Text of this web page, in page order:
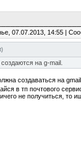
07.07.2013, 14:55 |
)
на g-mail.
создаваться на
в тп почтового
не получиться, то